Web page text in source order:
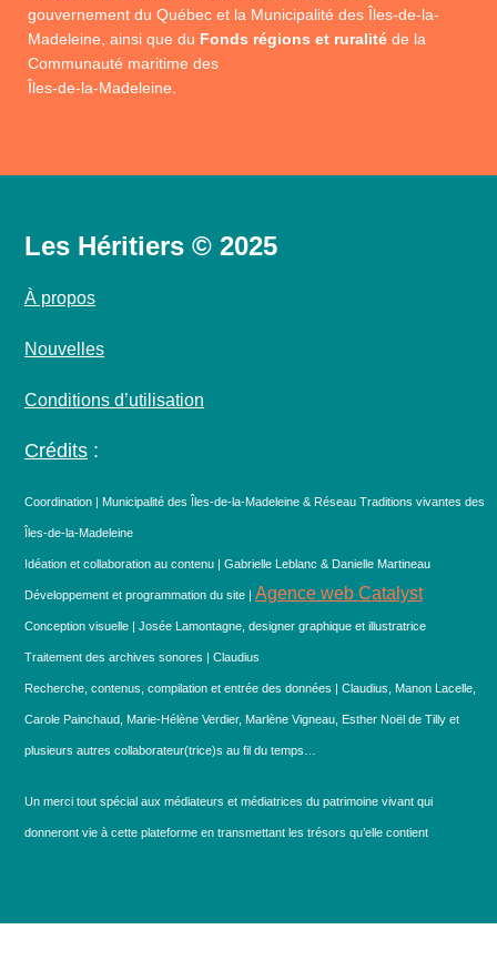
gouvernement du Québec et la Municipalité des Îles-de-la-
Madeleine, ainsi que du Fonds régions et ruralité de la
Communauté maritime des
Îles-de-la-Madeleine.
Les Héritiers © 2025
À propos
Nouvelles
Conditions d’utilisation
Crédits :
Coordination | Municipalité des Îles-de-la-Madeleine & Réseau Traditions vivantes des
Îles-de-la-Madeleine
Idéation et collaboration au contenu | Gabrielle Leblanc & Danielle Martineau
Développement et programmation du site | Agence web Catalyst
Conception visuelle | Josée Lamontagne, designer graphique et illustratrice
Traitement des archives sonores | Claudius
Recherche, contenus, compilation et entrée des données | Claudius, Manon Lacelle,
Carole Painchaud, Marie-Hélène Verdier, Marlène Vigneau, Esther Noël de Tilly et
plusieurs autres collaborateur(trice)s au fil du temps…
Un merci tout spécial aux médiateurs et médiatrices du patrimoine vivant qui
donneront vie à cette plateforme en transmettant les trésors qu’elle contient